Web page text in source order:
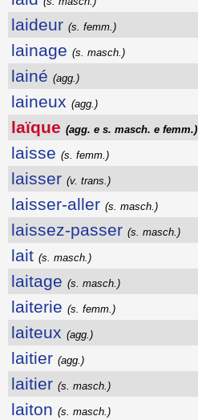
laideur (s. femm.)
lainage (s. masch.)
lainé (agg.)
laineux (agg.)
laïque (agg. e s. masch. e femm.)
laisse (s. femm.)
laisser (v. trans.)
laisser-aller (s. masch.)
laissez-passer (s. masch.)
lait (s. masch.)
laitage (s. masch.)
laiterie (s. femm.)
laiteux (agg.)
laitier (agg.)
laitier (s. masch.)
laiton (s. masch.)